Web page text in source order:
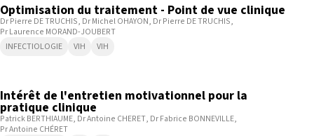
Optimisation du traitement - Point de vue clinique
Dr Pierre DE TRUCHIS Dr Michel OHAYON Dr Pierre DE TRUCHIS
Pr Laurence MORAND-JOUBERT
INFECTIOLOGIE
VIH VIH
Intérêt de l'entretien motivationnel pour la
pratique clinique
Patrick BERTHIAUME Dr Antoine CHERET Dr Fabrice BONNEVILLE
Pr Antoine CHÉRET